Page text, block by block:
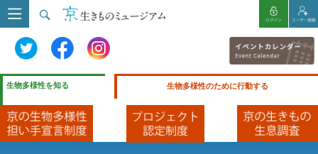
生物多様性を知る 生物多様性のために行動する